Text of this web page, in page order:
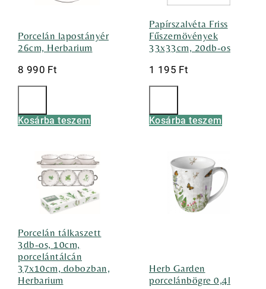
Porcelán lapostányér
26cm, Herbarium
8 990 Ft
Kosárba teszem
Papírszalvéta Friss
Fűszernövények
33x33cm, 20db-os
1 195 Ft
Kosárba teszem
Porcelán tálkaszett
3db-os, 10cm,
porcelántálcán
37x10cm, dobozban,
Herbarium
Herb Garden
porcelánbögre 0,4l